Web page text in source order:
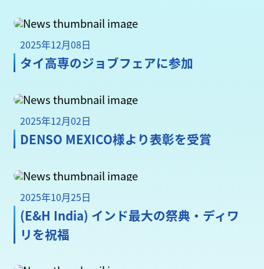
2025年12月08日
タイ高専のジョブフェアに参加
2025年12月02日
DENSO MEXICO様より表彰を受賞
2025年10月25日
(E&H India) インド最大の祭典・ディワ
リを祝福